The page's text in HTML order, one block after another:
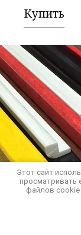
Купить
Этот сайт
просматривать
файлов cookie